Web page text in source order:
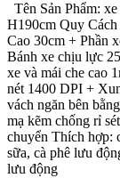
Tên Sản Phẩm:
H190cm Quy
Cao 30cm + Phần
Bánh xe chịu lực
xe và mái che cao
nét 1400 DPI +
vách ngăn bên
mạ kẽm chống rỉ
chuyển Thích hợp:
sữa, cà phê lưu
lưu động